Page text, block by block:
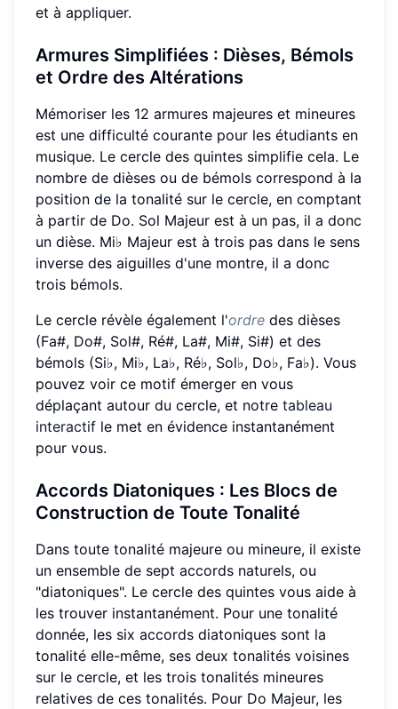
et à appliquer.
Armures Simplifiées : Dièses, Bémols
et Ordre des Altérations
Mémoriser les 12 armures majeures et mineures
est une difficulté courante pour les étudiants en
musique. Le cercle des quintes simplifie cela. Le
nombre de dièses ou de bémols correspond à la
position de la tonalité sur le cercle, en comptant
à partir de Do. Sol Majeur est à un pas, il a donc
un dièse. Mi♭ Majeur est à trois pas dans le sens
inverse des aiguilles d'une montre, il a donc
trois bémols.
Le cercle révèle également l'ordre des dièses
(Fa#, Do#, Sol#, Ré#, La#, Mi#, Si#) et des
bémols (Si♭, Mi♭, La♭, Ré♭, Sol♭, Do♭, Fa♭). Vous
pouvez voir ce motif émerger en vous
déplaçant autour du cercle, et notre tableau
interactif le met en évidence instantanément
pour vous.
Accords Diatoniques : Les Blocs de
Construction de Toute Tonalité
Dans toute tonalité majeure ou mineure, il existe
un ensemble de sept accords naturels, ou
"diatoniques". Le cercle des quintes vous aide à
les trouver instantanément. Pour une tonalité
donnée, les six accords diatoniques sont la
tonalité elle-même, ses deux tonalités voisines
sur le cercle, et les trois tonalités mineures
relatives de ces tonalités. Pour Do Majeur, les